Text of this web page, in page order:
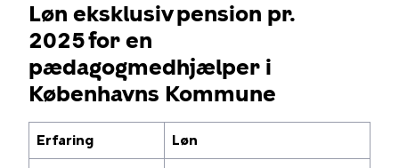
Løn eksklusiv pension pr.
2025 for en
pædagogmedhjælper i
Københavns Kommune
Erfaring Løn